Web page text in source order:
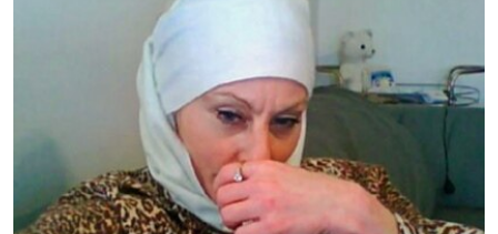
ВІДЕОУРОКИ «ELIFBE»
СВІДЧЕННЯ ОКУПАЦІЇ
ЯК ОБІЙТИ БЛОКУВАННЯ
Русский
Qırımtatar